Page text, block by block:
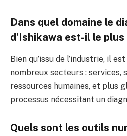
Dans quel domaine le
d’Ishikawa est-il le
Bien qu’issu de l’industrie, il
nombreux secteurs : services,
ressources humaines, et plus
processus nécessitant un
Quels sont les outils